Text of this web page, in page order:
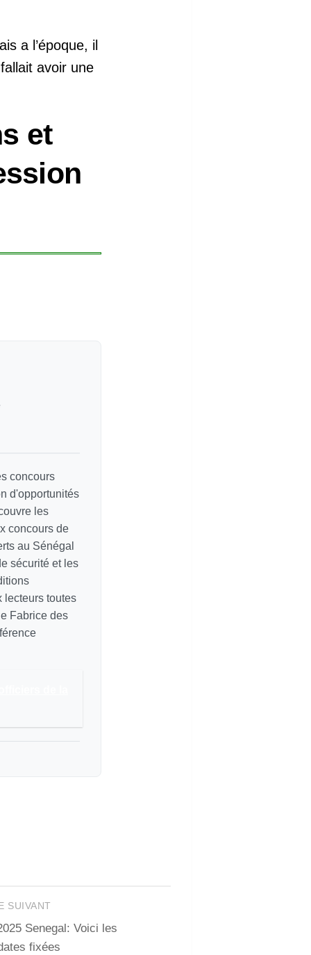
a l’époque, il
avoir une
et
concours
d'opportunités
les
concours de
au Sénégal
sécurité et les
lecteurs toutes
Fabrice des
SUIVANT
Senegal: Voici les
fixées